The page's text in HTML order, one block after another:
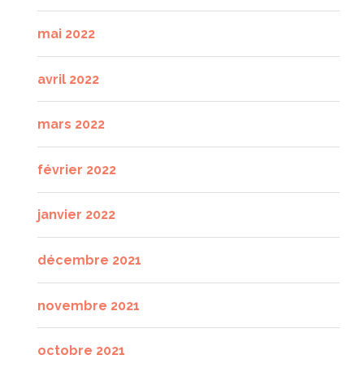
mai 2022
avril 2022
mars 2022
février 2022
janvier 2022
décembre 2021
novembre 2021
octobre 2021